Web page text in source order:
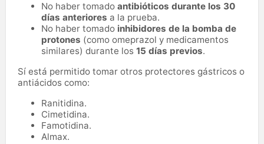
No haber tomado antibióticos durante los 30
días anteriores a la prueba.
No haber tomado inhibidores de la bomba de
protones (como omeprazol y medicamentos
similares) durante los 15 días previos.
Sí está permitido tomar otros protectores gástricos o
antiácidos como:
Ranitidina.
Cimetidina.
Famotidina.
Almax.